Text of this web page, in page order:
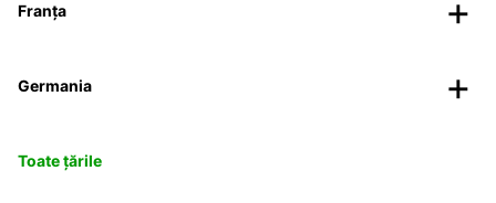
Franța
Germania
Toate țările